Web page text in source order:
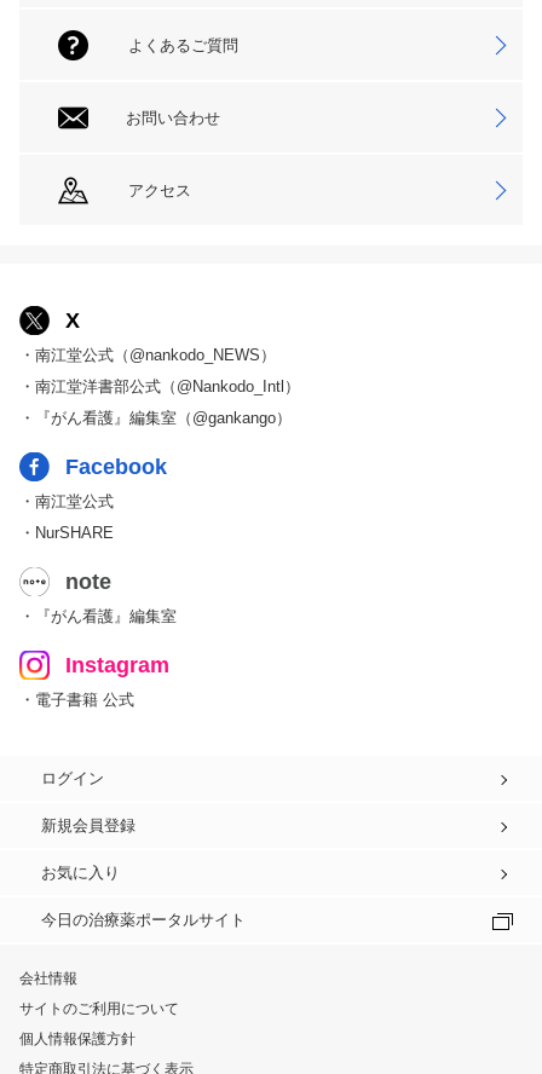
よくあるご質問
お問い合わせ
アクセス
X
・南江堂公式（@nankodo_NEWS）
・南江堂洋書部公式（@Nankodo_Intl）
・『がん看護』編集室（@gankango）
Facebook
・南江堂公式
・NurSHARE
note
・『がん看護』編集室
Instagram
・電子書籍 公式
ログイン
新規会員登録
お気に入り
今日の治療薬ポータルサイト
会社情報
サイトのご利用について
個人情報保護方針
特定商取引法に基づく表示